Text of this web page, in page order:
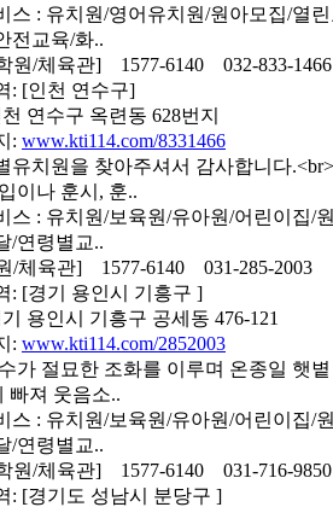
스 : 유치원/영어유치원/원아모집/열
전교육/화..
원/체육관] 1577-6140
032-833-1466
: [인천 연수구]
연수구 옥련동 628번지
: www.kti114.com/8331466
유치원을 찾아주셔서 감사합니다
이나 훈시, 훈..
스 : 유치원/보육원/유아원/어린이집/
/연령별교..
/체육관] 1577-6140
031-285-2003
: [경기 용인시 기흥구 ]
용인시 기흥구 공세동 476-121
: www.kti114.com/2852003
가 절묘한 조화를 이루며 온종일 햇
빠져 웃음소..
스 : 유치원/보육원/유아원/어린이집/
/연령별교..
원/체육관] 1577-6140
031-716-9850
: [경기도 성남시 분당구 ]